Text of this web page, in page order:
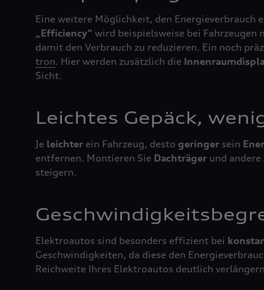
Eine weitere Möglichkeit, den Energieverbrauch
„Efficiency“ wird beispielsweise bei
damit den Verbrauch zu reduzieren. Ein noch
tron. Hier werden zusätzlich die
Sicht.
Leichtes Gepäck,
Je leichter ein Fahrzeug, desto geringer sein
entfernen. Montieren Sie Dachträger und andere
steigern.
Elektroautos sind besonders effizient bei
Geschwindigkeiten, da diese den
Reichweite Ihres Elektroautos deutlich